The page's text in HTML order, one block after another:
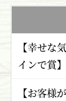
【幸せな
インで賞】
【お客様